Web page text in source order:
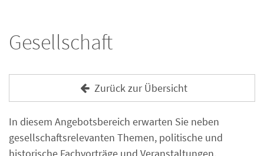
Gesellschaft
Zurück zur Übersicht
In diesem Angebotsbereich erwarten Sie neben
gesellschaftsrelevanten Themen, politische und
historische Fachvorträge und Veranstaltungen.